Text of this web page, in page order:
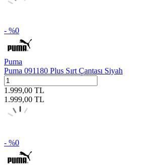
- %0
Puma
Puma 091180 Plus Sırt Çantası Siyah
1.999,00 TL
1.999,00 TL
- %0